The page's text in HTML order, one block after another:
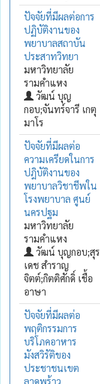
ปัจจัยที่มีผลต่อการ
ปฏิบัติงานของ
พยาบาลสถาบัน
ประสาทวิทยา
มหาวิทยาลัย
รามคำแหง
วัฒน์ บุญ
กอบ;จันทร์จารี เกตุ
มาโร
ปัจจัยที่มีผลต่อ
ความเครียดในการ
ปฎิบัติงานของ
พยาบาลวิชาชีพใน
โรงพยาบาล ศูนย์
นครปฐม
มหาวิทยาลัย
รามคำแหง
วัฒน์ บุญกอบ;สุร
เดช สำราญ
จิตต์;กิตติศักดิ์ เชื้อ
อาษา
ปัจจัยที่มีผลต่อ
พฤติกรรมการ
บริโภคอาหาร
มังสวิรัติของ
ประชาชนเขต
ลาดพร้าว